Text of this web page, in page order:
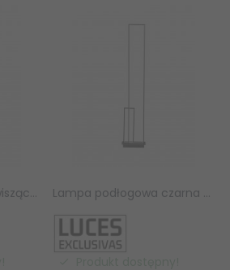
Nowoczesna lampa wisząca podłogowa LED aluminiowa czarna geometryczna kwadrat uniwersalna nad stół do salonu sypialni ROVILLA LE45487 Luces Exclusivas Lampa podłogowa czarna LED aluminiowa prostokątna minimalistyczna uniwersalna nowoczesna ściemnialna JURENZO LE45480 Luces Exclusivas